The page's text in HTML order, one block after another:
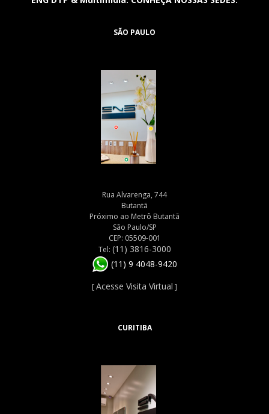
SÃO PAULO
Rua Alvarenga, 744
Butantã
Próximo ao Metrô Butantã
São Paulo/SP
CEP: 05509-001
Tel: (11) 3816-3000
(11) 9 4048-9420
[Acesse Visita Virtual ]
CURITIBA